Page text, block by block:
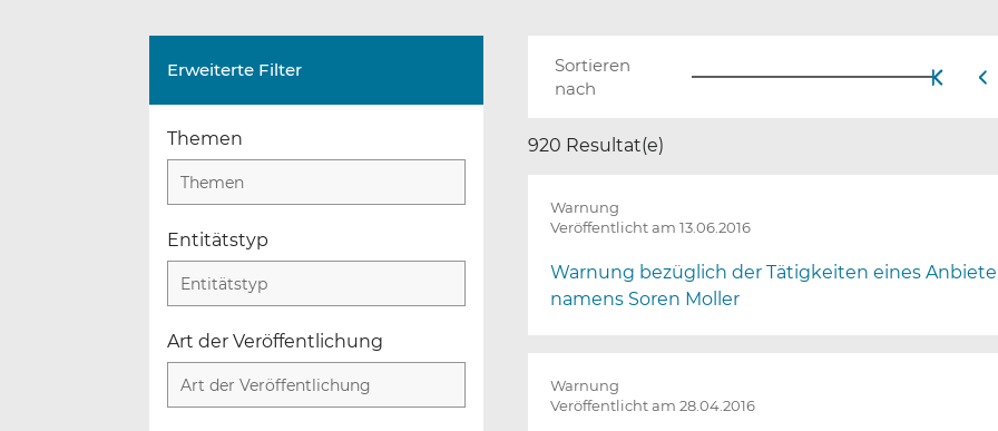
Erweiterte Filter
Themen
Themen
Entitätstyp
Entitätstyp
Art der Veröffentlichung
Art der Veröffentlichung
Sortieren
nach
e
e
i
e
w
n
a
Erste
Seite
920 Resultat(e)
Warnung
Veröffentlicht am 13.06.2016
Warnung bezüglich der Tätigkeiten eines
namens Soren Moller
Warnung
Veröffentlicht am 28.04.2016